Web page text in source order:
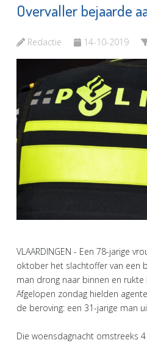
Overvaller bejaarde
Redactie 14-10-2019
VLAARDINGEN - Een 78-jarige
oktober het slachtoffer van een
man drong naar binnen en rukte
Afgelopen zondag hielden
de beroving: een 31-jarige man
Die woensdagnacht omstreeks